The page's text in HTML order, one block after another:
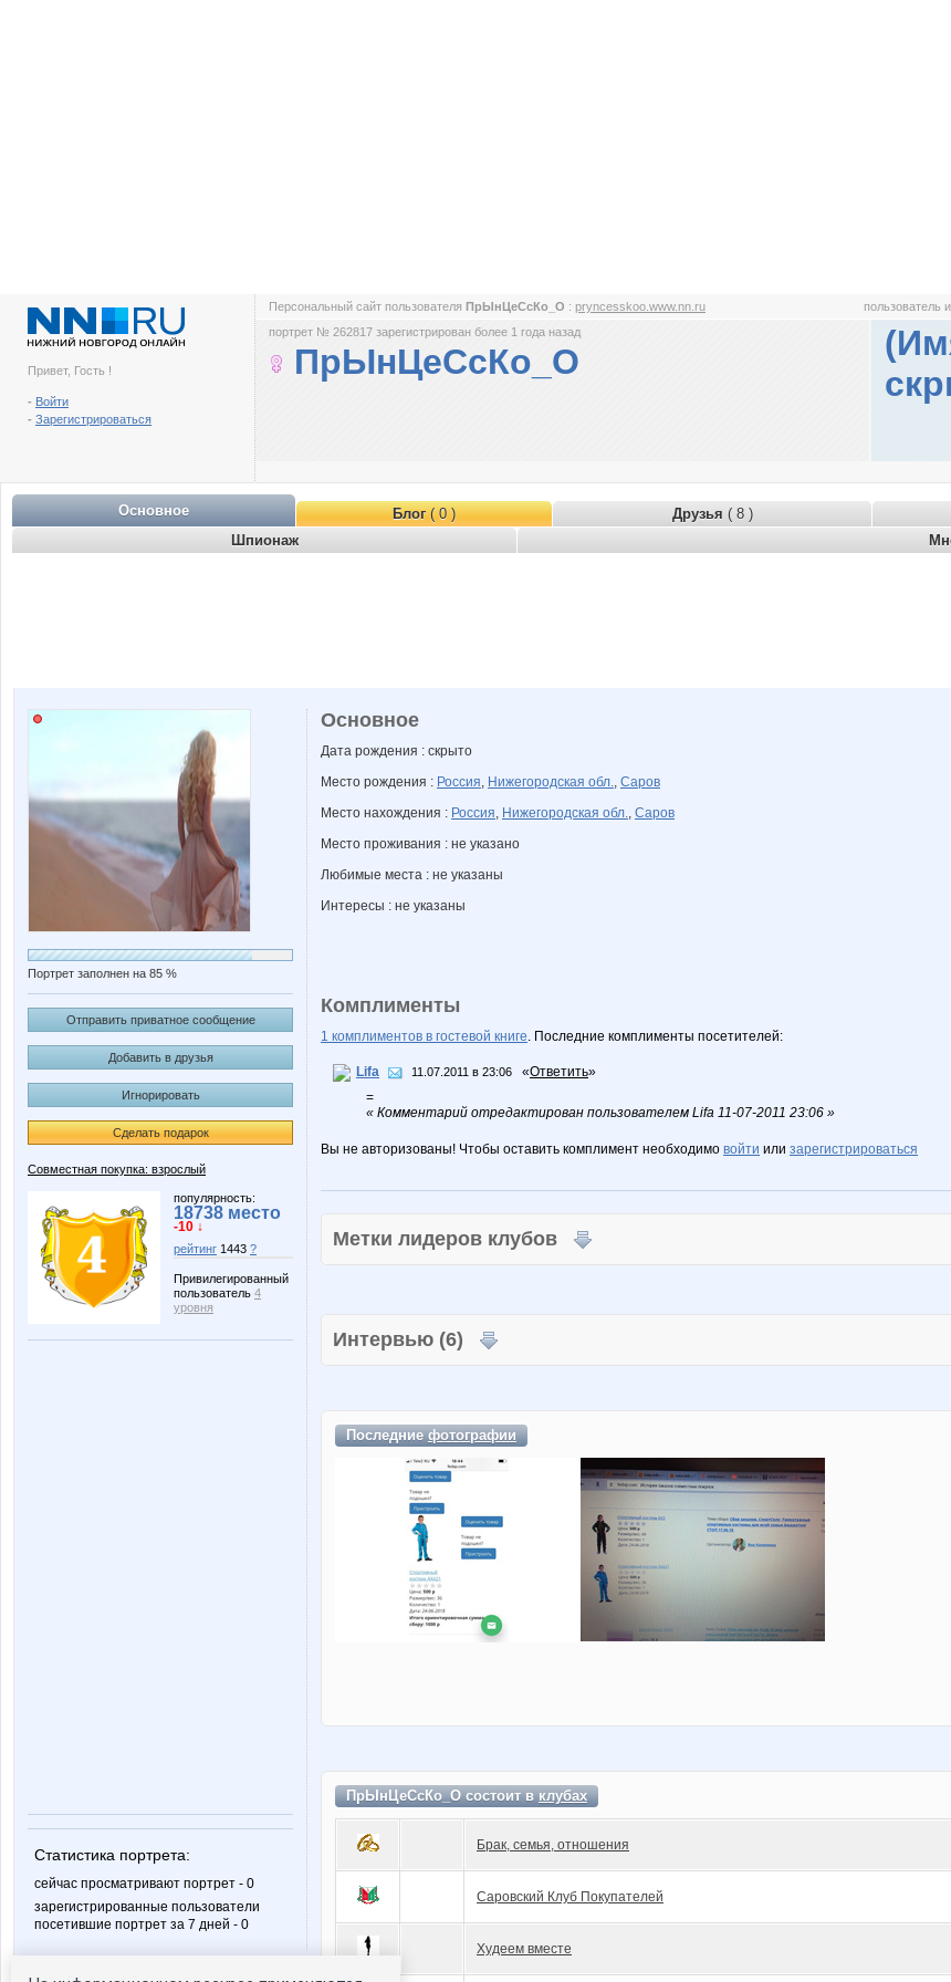
Привет, Гость !
- Войти
- Зарегистрироваться
Персональный сайт пользователя ПрЫнЦеСсКо_О : pryncesskoo.www.nn.ru пользователь
портрет № 262817 зарегистрирован более 1 года назад
ПрЫнЦеСсКо_О
Основное Блог( 0 ) Друзья ( 8 )
Шпионаж
Портрет заполнен на 85 %
Отправить приватное сообщение
Добавить в друзья
Игнорировать
Сделать подарок
Совместная покупка: взрослый
популярность:
18738 место
-10 ↓
рейтинг 1443 ?
Привилегированный
пользователь 4
уровня
Статистика портрета:
сейчас просматривают портрет - 0
зарегистрированные пользователи
посетившие портрет за 7 дней - 0
Основное
Дата рождения : скрыто
Место рождения : Россия, Нижегородская обл., Саров
Место нахождения : Россия, Нижегородская обл., Саров
Место проживания : не указано
Любимые места : не указаны
Интересы : не указаны
Комплименты
1 комплиментов в гостевой книге. Последние комплименты посетителей:
Lifa 11.07.2011 в 23:06 «Ответить»
=
« Комментарий отредактирован пользователем Lifa 11-07-2011 23:06 »
Вы не авторизованы! Чтобы оставить комплимент необходимо войти или зарегистрироваться
Метки лидеров клубов
Интервью (6)
Последниефотографии
ПрЫнЦеСсКо_О состоит вклубах
Брак, семья, отношения
Саровский Клуб Покупателей
Худеем вместе